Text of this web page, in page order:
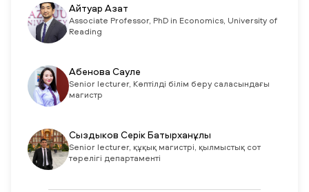
Айтуар Азат
Associate Professor, PhD in Economics, University of
Reading
Абенова Сауле
Senior lecturer, Көптілді білім беру саласындағы
магистр
Сыздыков Серік Батырханұлы
Senior lecturer, құқық магистрі, қылмыстық сот
төрелігі департаменті